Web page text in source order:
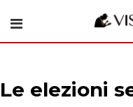
Le elezioni